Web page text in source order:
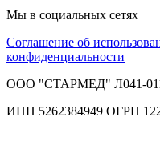
Мы в социальных сетях
Соглашение об
конфиденциальности
ООО "СТАРМЕД" Л041-
ИНН 5262384949 ОГРН